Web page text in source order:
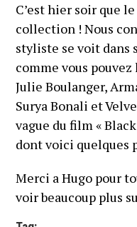
C’est hier soir que
collection ! Nous
styliste se voit dans
comme vous
Julie Boulanger,
Surya Bonali et
vague du film «
dont voici quelques
Merci a Hugo pour
voir beaucoup plus